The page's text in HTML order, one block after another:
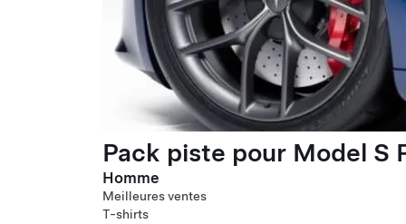
Pack piste pour Model S
Homme
Meilleures ventes
T-shirts